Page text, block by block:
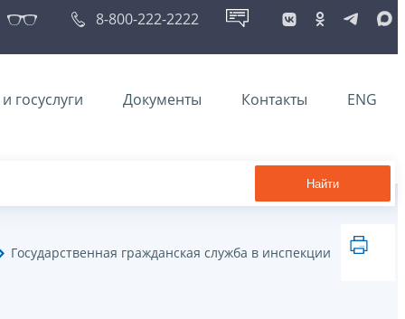
8-800-222-2222
госуслуги Документы Контакты ENG
Найти
Государственная гражданская служба в инспекции